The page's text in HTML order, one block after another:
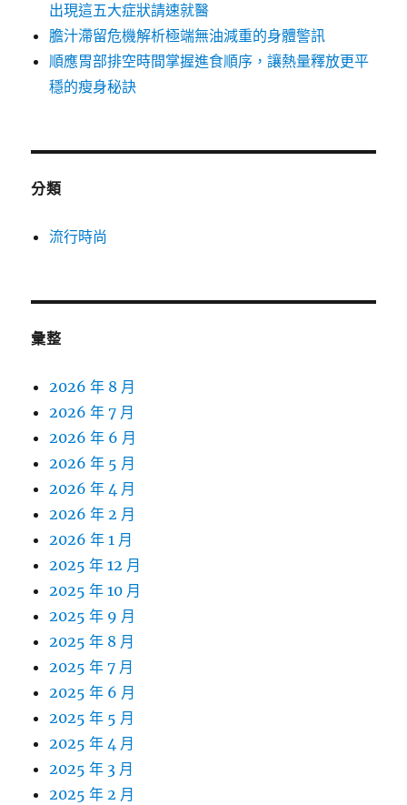
出現這五大症狀請速就醫
膽汁滯留危機解析極端無油減重的身體警訊
順應胃部排空時間掌握進食順序，讓熱量釋放更平
穩的瘦身秘訣
分類
流行時尚
彙整
2026 年 8 月
2026 年 7 月
2026 年 6 月
2026 年 5 月
2026 年 4 月
2026 年 2 月
2026 年 1 月
2025 年 12 月
2025 年 10 月
2025 年 9 月
2025 年 8 月
2025 年 7 月
2025 年 6 月
2025 年 5 月
2025 年 4 月
2025 年 3 月
2025 年 2 月